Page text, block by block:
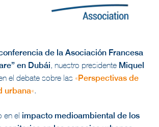
de la Asociación Francesa
en Dubái, nuestro presidente Miquel
el debate sobre las «Perspectivas de
urbana«.
en el impacto medioambiental de los